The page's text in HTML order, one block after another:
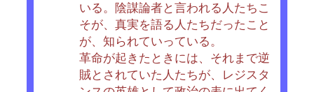
いる。陰謀論者と言われる人たちこ
そが、真実を語る人たちだったこと
が、知られていっている。
革命が起きたときには、それまで逆
賊とされていた人たちが、レジスタ